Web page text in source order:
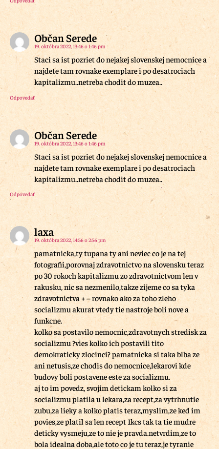
Občan Serede
19. októbra 2022, 13:46 o 1:46 pm
Staci sa ist pozriet do nejakej slovenskej nemocnice a
najdete tam rovnake exemplare i po desatrociach
kapitalizmu..netreba chodit do muzea..
Odpovedať
Občan Serede
19. októbra 2022, 13:46 o 1:46 pm
Staci sa ist pozriet do nejakej slovenskej nemocnice a
najdete tam rovnake exemplare i po desatrociach
kapitalizmu..netreba chodit do muzea..
Odpovedať
laxa
19. októbra 2022, 14:56 o 2:56 pm
pamatnicka,ty tupana ty ani neviec co je na tej
fotografii,porovnaj zdravotnictvo na slovensku teraz
po 30 rokoch kapitalizmu zo zdravotnictvom len v
rakusku, nic sa nezmenilo,takze zijeme co sa tyka
zdravotnictva + – rovnako ako za toho zleho
socializmu akurat vtedy tie nastroje boli nove a
funkcne.
kolko sa postavilo nemocnic,zdravotnych stredisk za
socializmu ?vies kolko ich postavili tito
demokraticky zlocinci? pamatnicka si taka blba ze
ani netusis,ze chodis do nemocnice,lekarovi kde
budovy boli postavene este za socializmu.
aj to im povedz, svojim detickam kolko si za
socializmu platila u lekara,za recept,za vytrhnutie
zubu,za lieky a kolko platis teraz,myslim,ze ked im
povies,ze platil sa len recept 1kcs tak ta tie mudre
deticky vysmeju,ze to nie je pravda.netvrdim,ze to
bola idealna doba,ale toto co je tu teraz,je tyranie